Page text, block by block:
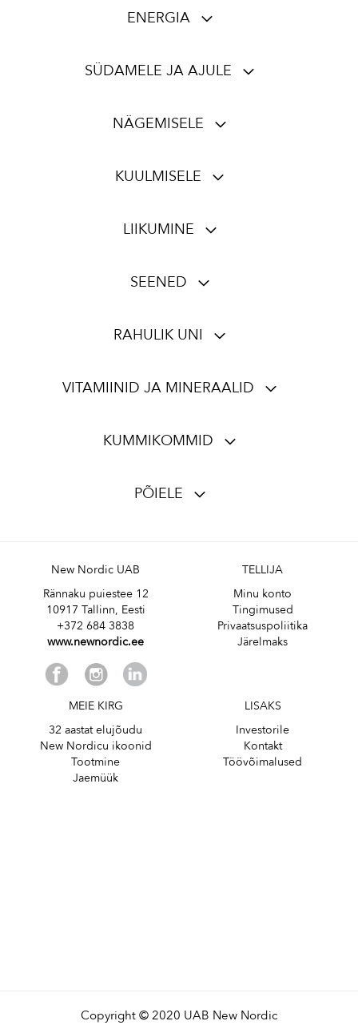
ENERGIA
SÜDAMELE JA AJULE
NÄGEMISELE
KUULMISELE
LIIKUMINE
SEENED
RAHULIK UNI
VITAMIINID JA MINERAALID
KUMMIKOMMID
PÕIELE
New Nordic UAB
Rännaku puiestee 12
10917 Tallinn, Eesti
+372 684 3838
www.newnordic.ee
TELLIJA
Minu konto
Tingimused
Privaatsuspoliitika
Järelmaks
MEIE KIRG
32 aastat elujõudu
New Nordicu ikoonid
Tootmine
Jaemüük
LISAKS
Investorile
Kontakt
Töövõimalused
Copyright © 2020 UAB New Nordic